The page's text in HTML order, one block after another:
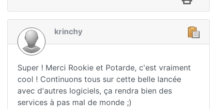
krinchy
Super ! Merci Rookie et Potarde, c'est vraiment
cool ! Continuons tous sur cette belle lancée
avec d'autres logiciels, ça rendra bien des
services à pas mal de monde ;)